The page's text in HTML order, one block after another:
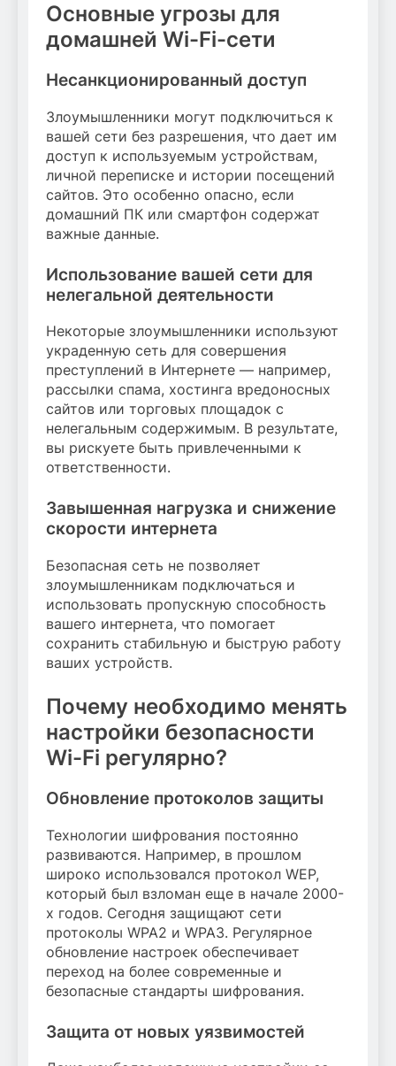
Основные угрозы для
домашней Wi-Fi-сети
Несанкционированный доступ
Злоумышленники могут подключиться к
вашей сети без разрешения, что дает им
доступ к используемым устройствам,
личной переписке и истории посещений
сайтов. Это особенно опасно, если
домашний ПК или смартфон содержат
важные данные.
Использование вашей сети для
нелегальной деятельности
Некоторые злоумышленники используют
украденную сеть для совершения
преступлений в Интернете — например,
рассылки спама, хостинга вредоносных
сайтов или торговых площадок с
нелегальным содержимым. В результате,
вы рискуете быть привлеченными к
ответственности.
Завышенная нагрузка и снижение
скорости интернета
Безопасная сеть не позволяет
злоумышленникам подключаться и
использовать пропускную способность
вашего интернета, что помогает
сохранить стабильную и быструю работу
ваших устройств.
Почему необходимо менять
настройки безопасности
Wi-Fi регулярно?
Обновление протоколов защиты
Технологии шифрования постоянно
развиваются. Например, в прошлом
широко использовался протокол WEP,
который был взломан еще в начале 2000-
х годов. Сегодня защищают сети
протоколы WPA2 и WPA3. Регулярное
обновление настроек обеспечивает
переход на более современные и
безопасные стандарты шифрования.
Защита от новых уязвимостей